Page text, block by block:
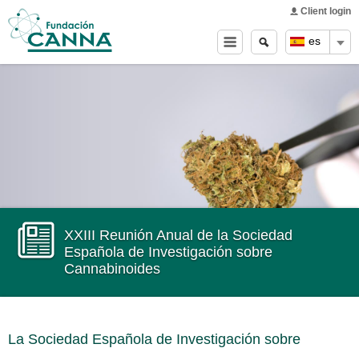
es
Client login
Main menu
Search
form
Buscar
XXIII Reunión Anual de la Sociedad
Española de Investigación sobre
Cannabinoides
La Sociedad Española de Investigación sobre